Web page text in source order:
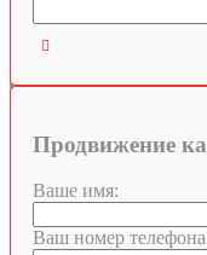

Продвижение
Ваше имя:
Ваш номер